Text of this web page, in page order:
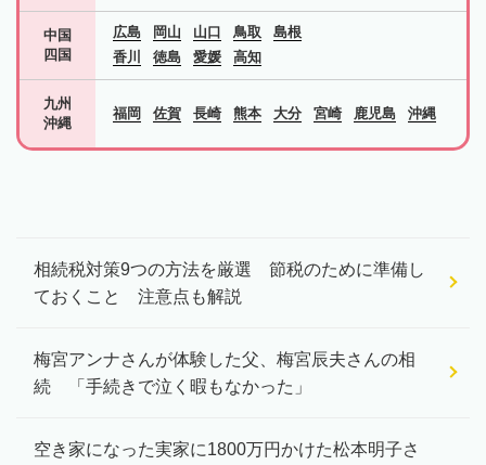
中国
四国
広島 岡山 山口 鳥取
島根
香川
徳島 愛媛 高知
九州
沖縄
福岡 佐賀 長崎 熊本 大分 宮崎 鹿児島 沖縄
相続税対策9つの方法を厳選 節税のために準備し
ておくこと 注意点も解説
梅宮アンナさんが体験した父、梅宮辰夫さんの相
続 「手続きで泣く暇もなかった」
空き家になった実家に1800万円かけた松本明子さ